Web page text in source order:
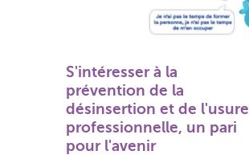
S'intéresser à la
prévention de la
désinsertion et de l'usure
professionnelle, un pari
pour l'avenir